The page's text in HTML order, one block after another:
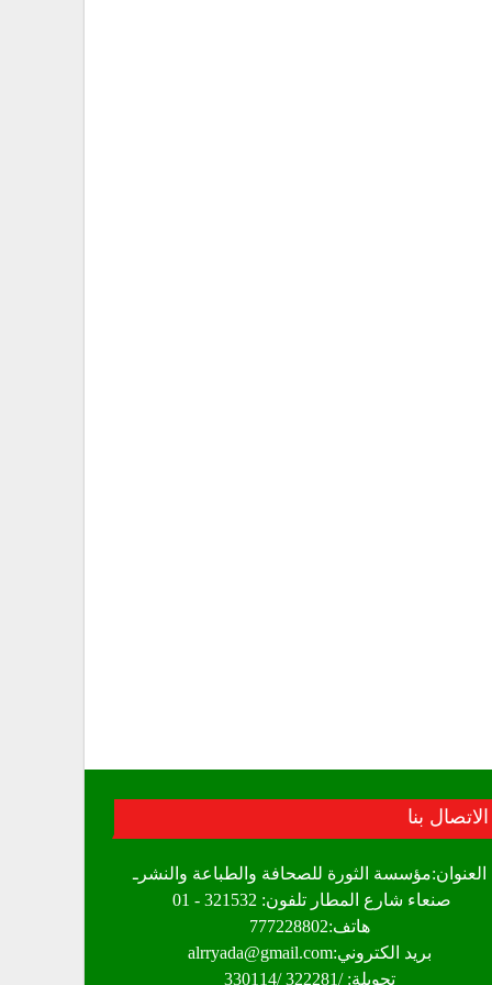
الاتصال بنا
العنوان:مؤسسة الثورة للصحافة والطباعة والنشرـ
هاتف:777228802
بريد الكتروني:alrryada@gmail.com
تحويلة: /322281 /330114